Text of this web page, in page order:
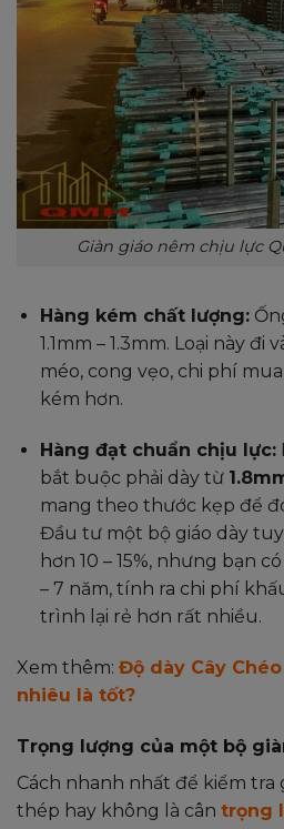
Giàn giáo nêm chịu lực
Hàng kém chất lượng:
1.1mm – 1.3mm. Loại này
méo, cong vẹo, chi phí
kém hơn.
Hàng đạt chuẩn chịu lực:
bắt buộc phải dày từ
mang theo thước kẹp để
Đầu tư một bộ giáo dày
hơn 10 – 15%, nhưng bạn
– 7 năm, tính ra chi phí
trình lại rẻ hơn rất nhiều.
Xem thêm: Độ dày Cây
nhiêu là tốt?
Trọng lượng của một bộ
Cách nhanh nhất để kiểm tra
thép hay không là cân trọng